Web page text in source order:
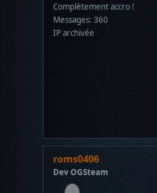
Complètement accro !
Messages: 360
IP archivée
roms0406
Dev OGSteam